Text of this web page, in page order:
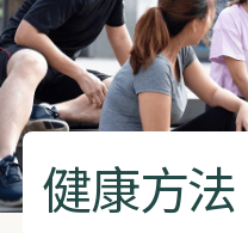
健康方法